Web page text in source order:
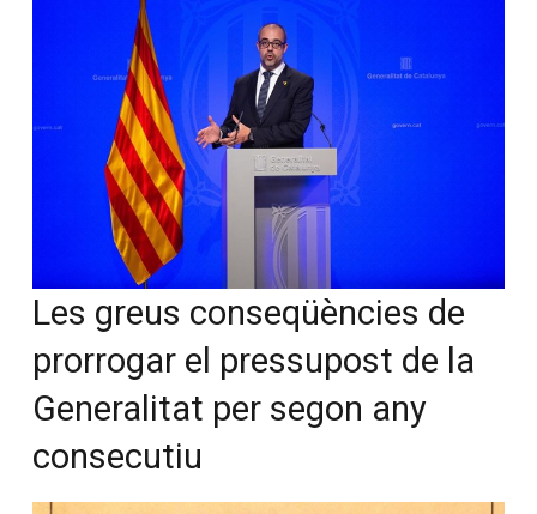
Les greus conseqüències de
prorrogar el pressupost de la
Generalitat per segon any
consecutiu